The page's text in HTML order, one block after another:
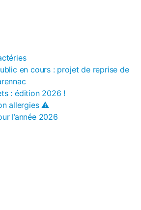
en cours : projet de reprise de
: édition 2026 !
allergies ⚠️
l’année 2026